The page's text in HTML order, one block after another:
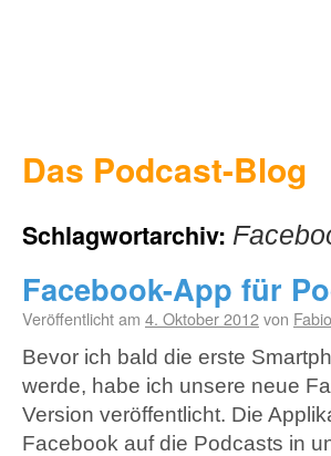
Das Podcast-Blog
Schlagwortarchiv:
Facebook-App für
Veröffentlicht am 4. Oktober 2012von
Bevor ich bald die erste
werde, habe ich unsere neue
Version veröffentlicht. Die
Facebook auf die Podcasts in